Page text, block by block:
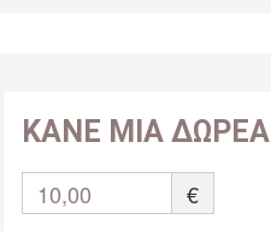
ΚΑΝΕ ΜΙΑ ΔΩΡΕΑ
10,00 €